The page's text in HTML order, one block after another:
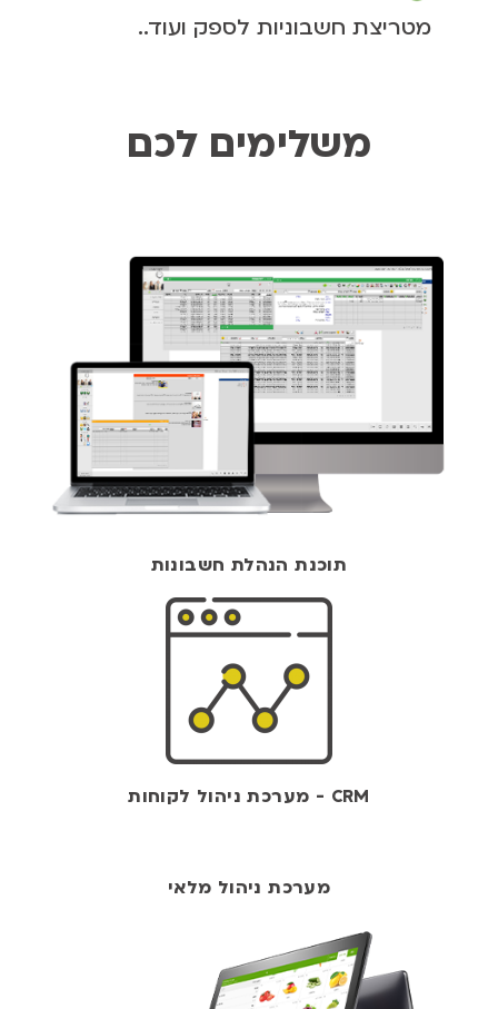
מטריצת חשבוניות לספק ועוד..
משלימים לכם
תוכנת הנהלת חשבונות
CRM - מערכת ניהול לקוחות
מערכת ניהול מלאי